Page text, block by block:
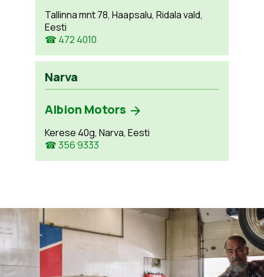
Tallinna mnt 78, Haapsalu, Ridala vald,
Eesti
☎ 472 4010
Narva
Albion Motors
Kerese 40g, Narva, Eesti
☎ 356 9333